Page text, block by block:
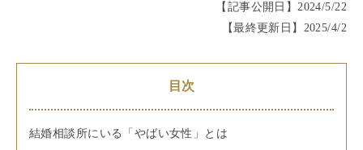
【記事公開日】2024/5/22
【最終更新日】 2025/4/2
目次
結婚相談所にいる「やばい女性」とは